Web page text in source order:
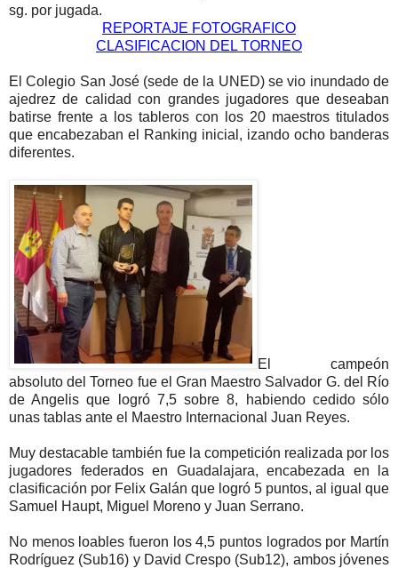
sg. por jugada.
REPORTAJE FOTOGRAFICO
CLASIFICACION DEL TORNEO
El Colegio San José (sede de la UNED) se vio inundado de
ajedrez de calidad con grandes jugadores que deseaban
batirse frente a los tableros con los 20 maestros titulados
que encabezaban el Ranking inicial, izando ocho banderas
diferentes.
El campeón
absoluto del Torneo fue el Gran Maestro Salvador G. del Río
de Angelis que logró 7,5 sobre 8, habiendo cedido sólo
unas tablas ante el Maestro Internacional Juan Reyes.
Muy destacable también fue la competición realizada por los
jugadores federados en Guadalajara, encabezada en la
clasificación por Felix Galán que logró 5 puntos, al igual que
Samuel Haupt, Miguel Moreno y Juan Serrano.
No menos loables fueron los 4,5 puntos logrados por Martín
Rodríguez (Sub16) y David Crespo (Sub12), ambos jóvenes